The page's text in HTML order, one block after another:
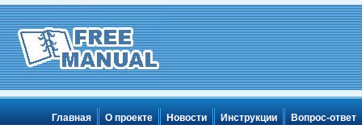
Главная О проекте Новости Инструкции Вопрос-ответ